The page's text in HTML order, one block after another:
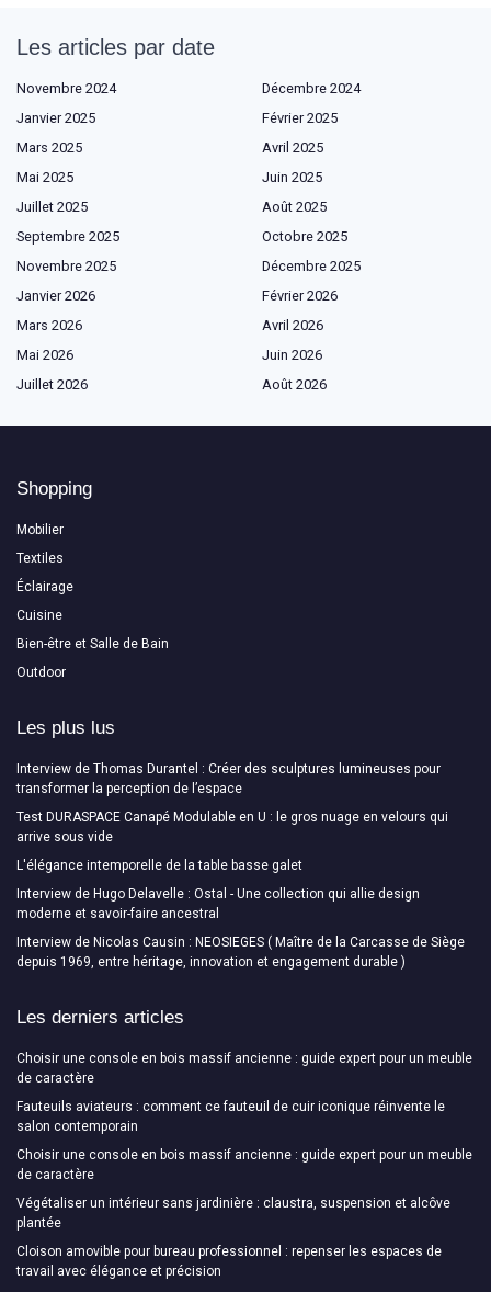
Les articles par date
Novembre 2024
Décembre 2024
Janvier 2025
Février 2025
Mars 2025
Avril 2025
Mai 2025
Juin 2025
Juillet 2025
Août 2025
Septembre 2025
Octobre 2025
Novembre 2025
Décembre 2025
Janvier 2026
Février 2026
Mars 2026
Avril 2026
Mai 2026
Juin 2026
Juillet 2026
Août 2026
Shopping
Mobilier
Textiles
Éclairage
Cuisine
Bien-être et Salle de Bain
Outdoor
Les plus lus
Interview de Thomas Durantel : Créer des sculptures lumineuses pour
transformer la perception de l’espace
Test DURASPACE Canapé Modulable en U : le gros nuage en velours qui
arrive sous vide
L'élégance intemporelle de la table basse galet
Interview de Hugo Delavelle : Ostal - Une collection qui allie design
moderne et savoir-faire ancestral
Interview de Nicolas Causin : NEOSIEGES ( Maître de la Carcasse de Siège
depuis 1969, entre héritage, innovation et engagement durable )
Les derniers articles
Choisir une console en bois massif ancienne : guide expert pour un meuble
de caractère
Fauteuils aviateurs : comment ce fauteuil de cuir iconique réinvente le
salon contemporain
Choisir une console en bois massif ancienne : guide expert pour un meuble
de caractère
Végétaliser un intérieur sans jardinière : claustra, suspension et alcôve
plantée
Cloison amovible pour bureau professionnel : repenser les espaces de
travail avec élégance et précision